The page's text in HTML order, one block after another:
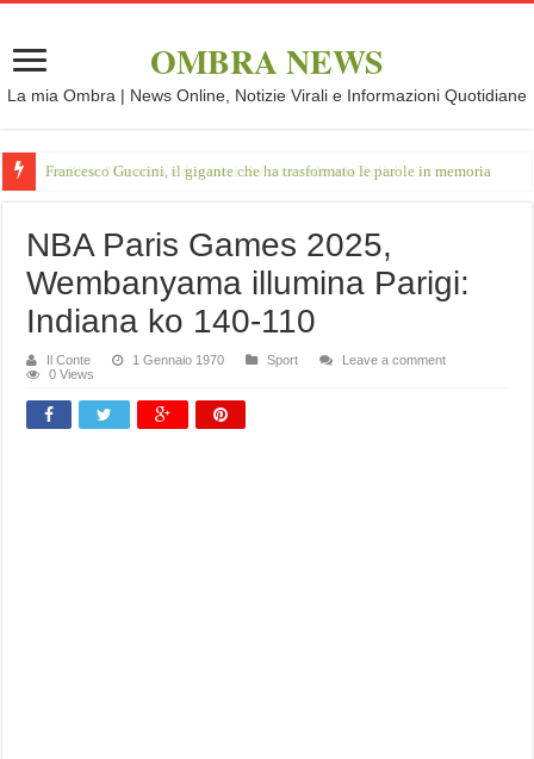
OMBRA NEWS
La mia Ombra | News Online, Notizie Virali e Informazioni Quotidiane
Francesco Guccini, il gigante che ha trasformato le parole in memoria
NBA Paris Games 2025,
Wembanyama illumina Parigi:
Indiana ko 140-110
Il Conte 1 Gennaio 1970 Sport
Leave a comment
0 Views